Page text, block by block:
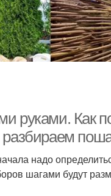
руками. Как
надо
шагами будут